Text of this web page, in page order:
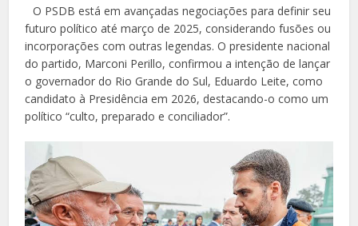
O PSDB está em avançadas negociações para definir seu
futuro político até março de 2025, considerando fusões ou
incorporações com outras legendas. O presidente nacional
do partido, Marconi Perillo, confirmou a intenção de lançar
o governador do Rio Grande do Sul, Eduardo Leite, como
candidato à Presidência em 2026, destacando-o como um
político “culto, preparado e conciliador”.